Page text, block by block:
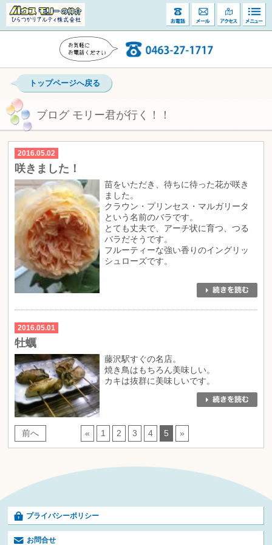
トップページへ戻る
ブログ モリー君が行く！！
2016.05.02
咲きました！
苗をいただき、待ちに待った花が咲き
ました。
クラウン・プリンセス・マルガリータ
という名前のバラです。
とても丈夫で、アーチ状に育つ、つる
バラだそうです。
フルーティーな強い香りのイングリッ
シュローズです。
2016.05.01
牡蠣
藤沢駅すぐの名店。
焼き鳥はもちろん美味しい。
カキは抜群に美味しいです。
前へ « 1 2 3 4 5 »
プライバシーポリシー
お問合せ